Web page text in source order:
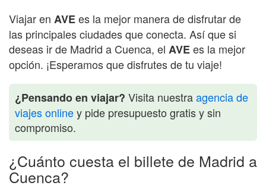
Viajar en AVEes la mejor manera de disfrutar de
las principales ciudades que conecta. Así que si
deseas ir de Madrid a Cuenca, el AVEes la mejor
opción. ¡Esperamos que disfrutes de tu viaje!
¿Pensando en viajar? Visita nuestraagencia de
viajes onliney pide presupuesto gratis y sin
compromiso.
¿Cuánto cuesta el billete de Madrid a
Cuenca?